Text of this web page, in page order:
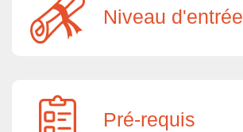
Niveau d'entrée
Pré-requis